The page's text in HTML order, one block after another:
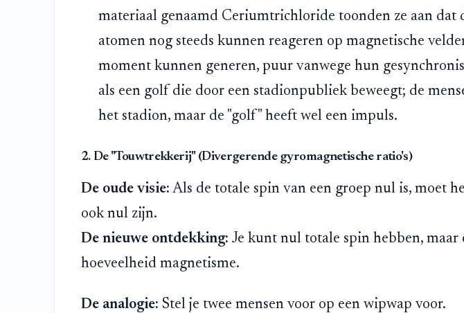
materiaal genaamd Ceriumtrichloride toonden ze aan dat
atomen nog steeds kunnen reageren op magnetische
moment kunnen generen, puur vanwege hun
als een golf die door een stadionpubliek beweegt; de
het stadion, maar de "golf" heeft wel een impuls.
2. De "Touwtrekkerij" (Divergerende gyromagnetische ratio's)
De oude visie: Als de totale spin van een groep nul is, moet
ook nul zijn.
De nieuwe ontdekking: Je kunt nul totale spin hebben, maar
hoeveelheid magnetisme.
De analogie: Stel je twee mensen voor op een wipwap voor.